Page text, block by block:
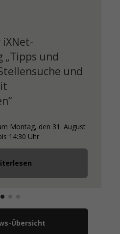
und
und
den 31. August
Uhr
Übersicht